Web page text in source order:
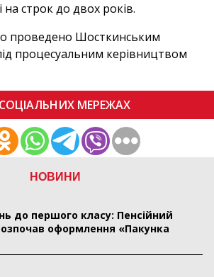
НОВИНИ
до першого класу: Пенсійний
оформлення «Пакунка
на строк до двох років.
проведено Шосткинським
процесуальним керівництвом
МЕРЕЖАХ